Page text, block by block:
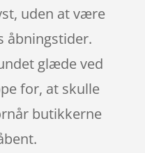
uden at være
åbningstider.
glæde ved
for, at skulle
butikkerne